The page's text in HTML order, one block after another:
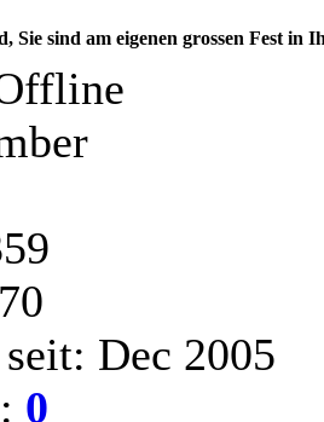
Sie sind am eigenen grossen Fest in
Dec 2005
0